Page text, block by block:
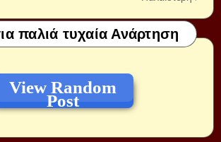
παλιά τυχαία Ανάρτηση
View Random
Post